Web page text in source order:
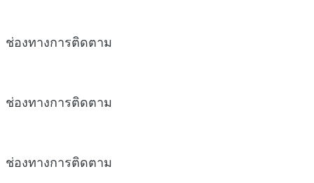
ช่องทางการติดตาม
ช่องทางการติดตาม
ช่องทางการติดตาม